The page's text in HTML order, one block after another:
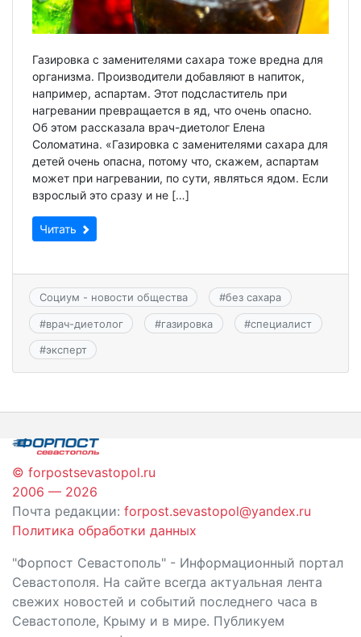
Газировка с заменителями сахара тоже вредна для
организма. Производители добавляют в напиток,
например, аспартам. Этот подсластитель при
нагревании превращается в яд, что очень опасно.
Об этом рассказала врач-диетолог Елена
Соломатина. «Газировка с заменителями сахара для
детей очень опасна, потому что, скажем, аспартам
может при нагревании, по сути, являться ядом. Если
взрослый это сразу и не […]
Читать
Социум - новости общества #без сахара
#врач-диетолог #газировка #специалист
#эксперт
© forpostsevastopol.ru
2006 — 2026
Почта редакции: forpost.sevastopol@yandex.ru
Политика обработки данных
"Форпост Севастополь" - Информационный портал
Севастополя. На сайте всегда актуальная лента
свежих новостей и событий последнего часа в
Севастополе, Крыму и в мире. Публикуем